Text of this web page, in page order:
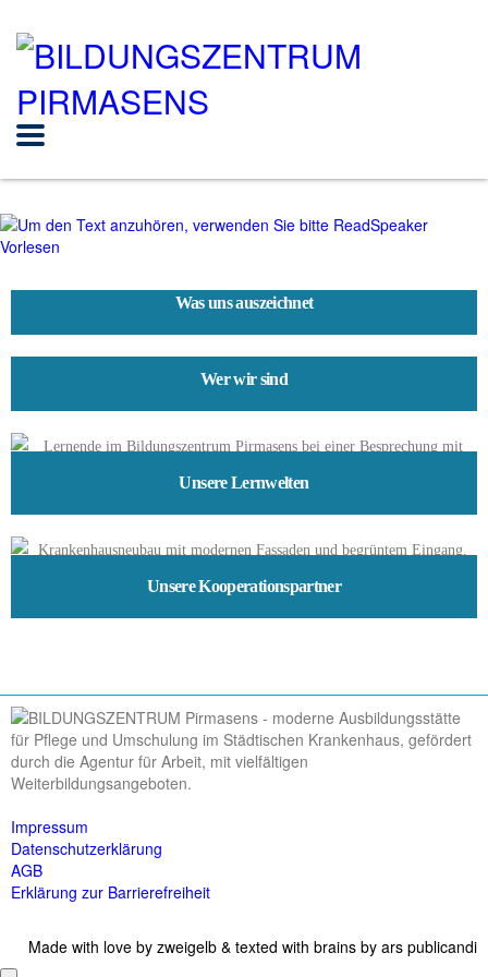
Vorlesen
Was uns auszeichnet
Wer wir sind
Unsere Lernwelten
Unsere Kooperationspartner
Impressum
Datenschutzerklärung
AGB
Erklärung zur Barrierefreiheit
Made with love by zweigelb & texted with brains by ars publicandi